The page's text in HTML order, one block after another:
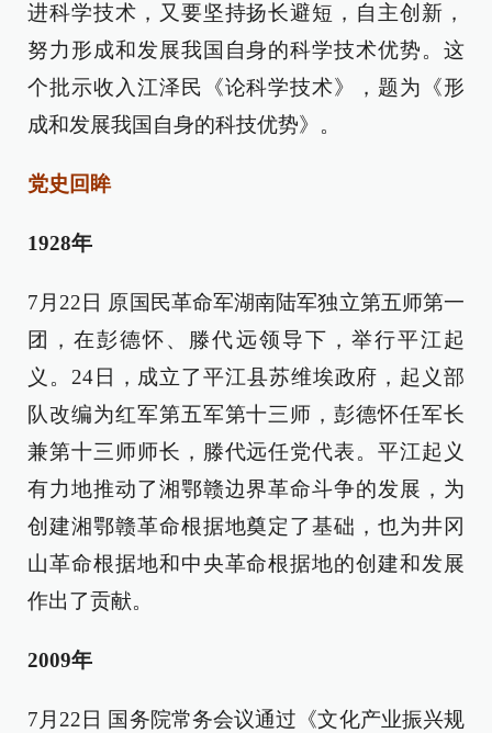
进科学技术，又要坚持扬长避短，自主创新，
努力形成和发展我国自身的科学技术优势。这
个批示收入江泽民《论科学技术》，题为《形
成和发展我国自身的科技优势》。
党史回眸
1928年
7月22日 原国民革命军湖南陆军独立第五师第一
团，在彭德怀、滕代远领导下，举行平江起
义。24日，成立了平江县苏维埃政府，起义部
队改编为红军第五军第十三师，彭德怀任军长
兼第十三师师长，滕代远任党代表。平江起义
有力地推动了湘鄂赣边界革命斗争的发展，为
创建湘鄂赣革命根据地奠定了基础，也为井冈
山革命根据地和中央革命根据地的创建和发展
作出了贡献。
2009年
7月22日 国务院常务会议通过《文化产业振兴规